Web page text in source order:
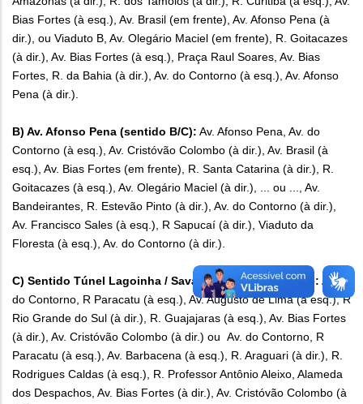
Bias Fortes (à esq.), Av. Brasil (em frente), Av. Afonso Pena (à
dir.), ou Viaduto B, Av. Olegário Maciel (em frente), R. Goitacazes
(à dir.), Av. Bias Fortes (à esq.), Praça Raul Soares, Av. Bias
Fortes, R. da Bahia (à dir.), Av. do Contorno (à esq.), Av. Afonso
Pena (à dir.).
B) Av. Afonso Pena (sentido B/C): Av. Afonso Pena, Av. do
Contorno (à esq.), Av. Cristóvão Colombo (à dir.), Av. Brasil (à
esq.), Av. Bias Fortes (em frente), R. Santa Catarina (à dir.), R.
Goitacazes (à esq.), Av. Olegário Maciel (à dir.), ... ou ..., Av.
Bandeirantes, R. Estevão Pinto (à dir.), Av. do Contorno (à dir.),
Av. Francisco Sales (à esq.), R Sapucaí (à dir.), Viaduto da
Floresta (à esq.), Av. do Contorno (à dir.).
C) Sentido Túnel Lagoinha / Savassi via Viaduto Oeste: Av.
do Contorno, R Paracatu (à esq.), Av. Augusto de Lima (à esq.), R
Rio Grande do Sul (à dir.), R. Guajajaras (à esq.), Av. Bias Fortes
(à dir.), Av. Cristóvão Colombo (à dir.) ou Av. do Contorno, R
Paracatu (à esq.), Av. Barbacena (à esq.), R. Araguari (à dir.), R.
Rodrigues Caldas (à esq.), R. Professor Antônio Aleixo, Alameda
dos Despachos, Av. Bias Fortes (à dir.), Av. Cristóvão Colombo (à